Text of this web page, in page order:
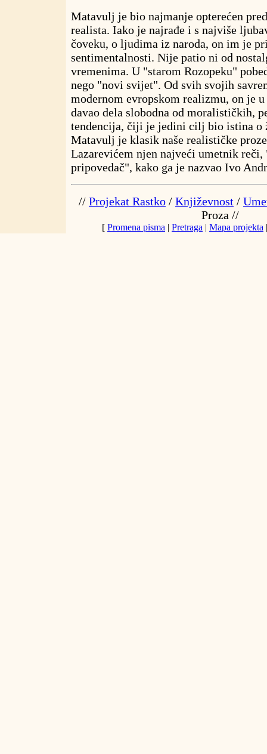
Matavulj je bio najmanje opterećen
realista. Iako je najrađe i s najviše
čoveku, o ljudima iz naroda, on im je
sentimentalnosti. Nije patio ni od
vremenima. U "starom Rozopeku"
nego "novi svijet". Od svih svojih
modernom evropskom realizmu, on je
davao dela slobodna od moralističkih,
tendencija, čiji je jedini cilj bio istina o
Matavulj je klasik naše realističke
Lazarevićem njen najveći umetnik reči,
pripovedač", kako ga je nazvao Ivo
// Projekat Rastko / Književnost /
Proza //
[ Promena pisma | Pretraga | Mapa projekta